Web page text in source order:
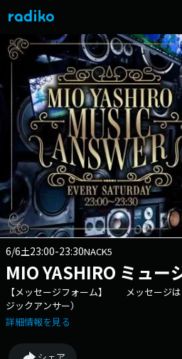
6/6土23:00-23:30NACK5
MIO YASHIRO ミュー
【メッセージフォーム】 メッセージは
ジックアンサー）
詳細情報を見る